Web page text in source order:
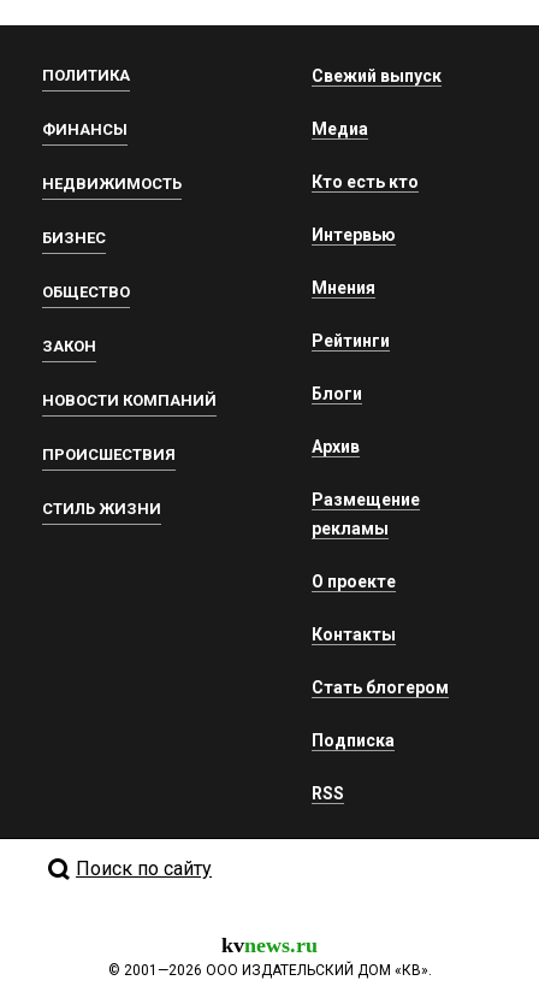
ПОЛИТИКА
ФИНАНСЫ
НЕДВИЖИМОСТЬ
БИЗНЕС
ОБЩЕСТВО
ЗАКОН
НОВОСТИ КОМПАНИЙ
ПРОИСШЕСТВИЯ
СТИЛЬ ЖИЗНИ
Свежий выпуск
Медиа
Кто есть кто
Интервью
Мнения
Рейтинги
Блоги
Архив
Размещение
рекламы
О проекте
Контакты
Стать блогером
Подписка
RSS
Поиск по сайту
kvnews.ru
© 2001—2026 ООО ИЗДАТЕЛЬСКИЙ ДОМ «КВ».